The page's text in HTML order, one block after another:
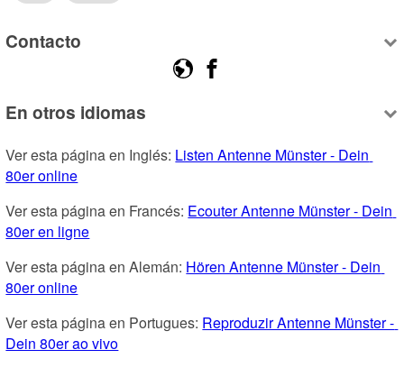
Contacto
En otros idiomas
Ver esta página en Inglés: Listen Antenne Münster - Dein
80er online
Ver esta página en Francés: Ecouter Antenne Münster - Dein
80er en ligne
Ver esta página en Alemán: Hören Antenne Münster - Dein
80er online
Ver esta página en Portugues: Reproduzir Antenne Münster -
Dein 80er ao vivo